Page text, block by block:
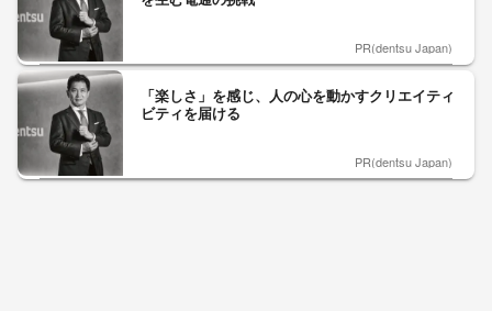
PR(dentsu Japan)
「楽しさ」を感じ、人の心を動かすクリエイティ
ビティを届ける
PR(dentsu Japan)